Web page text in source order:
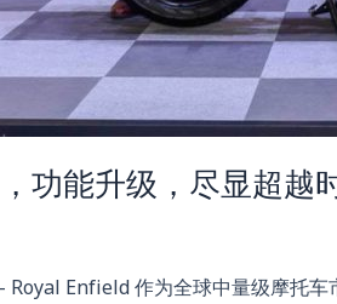
功能升级，尽显超
Enfield 作为全球中量级摩托车